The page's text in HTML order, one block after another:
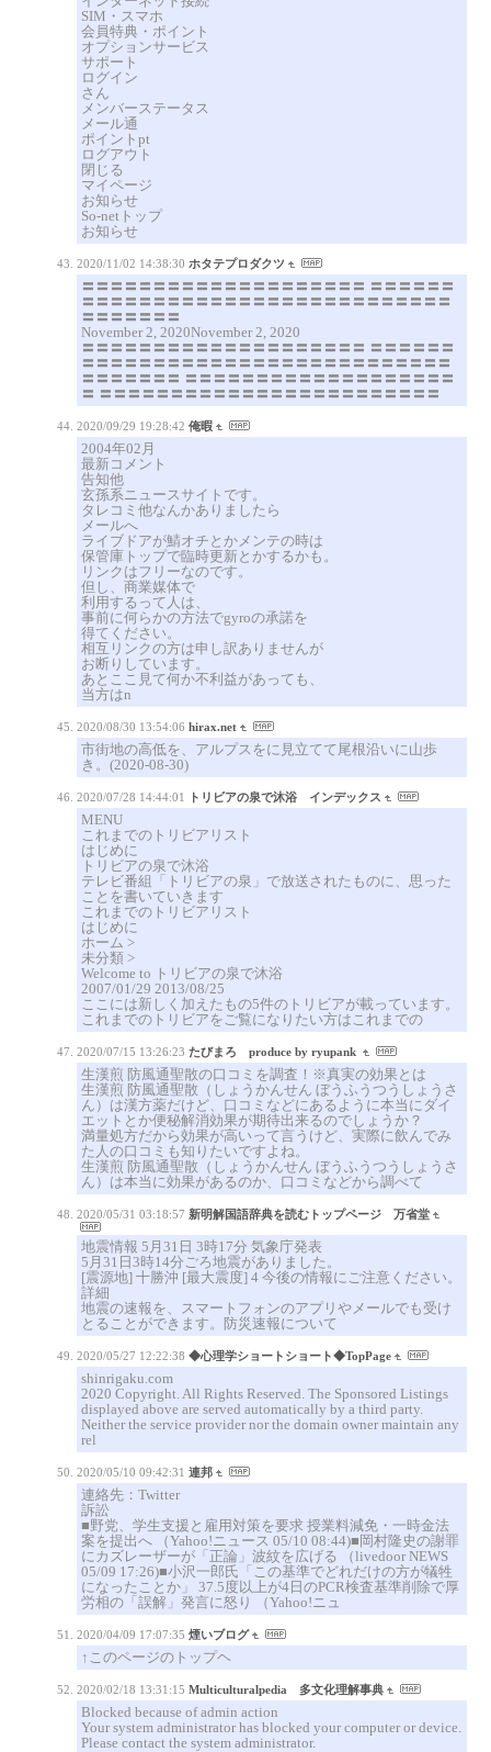
SIM・スマホ
会員特典・ポイント
オプションサービス
サポート
ログイン
さん
メンバーステータス
メール通
ポイントpt
ログアウト
閉じる
マイページ
お知らせ
So-netトップ
お知らせ
2020/11/02 14:38:30 ホタテプロダクツ
〓〓〓〓〓〓〓〓〓〓〓〓〓〓〓〓〓〓〓〓 〓〓〓〓〓〓
〓〓〓〓〓〓〓〓〓〓〓〓〓〓〓〓〓〓〓〓〓〓〓〓〓〓
〓〓〓〓〓〓〓
November 2, 2020November 2, 2020
〓〓〓〓〓〓〓〓〓〓〓〓〓〓〓〓〓〓〓〓 〓〓〓〓〓〓
〓〓〓〓〓〓〓〓〓〓〓〓〓〓〓〓〓〓〓〓〓〓〓〓〓〓
〓〓〓〓〓〓〓 〓〓〓〓〓〓〓〓〓〓〓〓〓〓〓〓〓〓〓
〓 〓〓〓〓〓〓〓〓〓〓〓〓〓〓〓〓〓〓〓〓〓〓〓〓
2020/09/29 19:28:42 俺暇
2004年02月
最新コメント
告知他
玄孫系ニュースサイトです。
タレコミ他なんかありましたら
メールへ
ライブドアが鯖オチとかメンテの時は
保管庫トップで臨時更新とかするかも。
リンクはフリーなのです。
但し、商業媒体で
利用するって人は、
事前に何らかの方法でgyroの承諾を
得てください。
相互リンクの方は申し訳ありませんが
お断りしています。
あとここ見て何か不利益があっても、
当方はn
2020/08/30 13:54:06 hirax.net
市街地の高低を、アルプスをに見立てて尾根沿いに山歩
き。(2020-08-30)
2020/07/28 14:44:01 トリビアの泉で沐浴 インデックス
MENU
これまでのトリビアリスト
はじめに
トリビアの泉で沐浴
テレビ番組「トリビアの泉」で放送されたものに、思った
ことを書いていきます
これまでのトリビアリスト
はじめに
ホーム >
未分類 >
Welcome to トリビアの泉で沐浴
2007/01/29 2013/08/25
ここには新しく加えたもの5件のトリビアが載っています。
これまでのトリビアをご覧になりたい方はこれまでの
2020/07/15 13:26:23 たびまろ produce by ryupank
生漢煎 防風通聖散の口コミを調査！※真実の効果とは
生漢煎 防風通聖散（しょうかんせん ぼうふうつうしょうさ
ん）は漢方薬だけど、口コミなどにあるように本当にダイ
エットとか便秘解消効果が期待出来るのでしょうか？
満量処方だから効果が高いって言うけど、実際に飲んでみ
た人の口コミも知りたいですよね。
生漢煎 防風通聖散（しょうかんせん ぼうふうつうしょうさ
ん）は本当に効果があるのか、口コミなどから調べて
2020/05/31 03:18:57 新明解国語辞典を読むトップページ 万省堂
地震情報 5月31日 3時17分 気象庁発表
5月31日3時14分ごろ地震がありました。
[震源地] 十勝沖 [最大震度] 4 今後の情報にご注意ください。
詳細
地震の速報を、スマートフォンのアプリやメールでも受け
とることができます。防災速報について
2020/05/27 12:22:38 ◆心理学ショートショート◆TopPage
shinrigaku.com
2020 Copyright. All Rights Reserved. The Sponsored Listings
displayed above are served automatically by a third party.
Neither the service provider nor the domain owner maintain any
rel
2020/05/10 09:42:31 連邦
連絡先：Twitter
訴訟
■野党、学生支援と雇用対策を要求 授業料減免・一時金法
案を提出へ （Yahoo!ニュース 05/10 08:44)■岡村隆史の謝罪
にカズレーザーが「正論」波紋を広げる （livedoor NEWS
05/09 17:26)■小沢一郎氏「この基準でどれだけの方が犠牲
になったことか」 37.5度以上が4日のPCR検査基準削除で厚
労相の「誤解」発言に怒り （Yahoo!ニュ
2020/04/09 17:07:35 煙いブログ
↑このページのトップヘ
2020/02/18 13:31:15 Multiculturalpedia 多文化理解事典
Blocked because of admin action
Your system administrator has blocked your computer or device.
Please contact the system administrator.